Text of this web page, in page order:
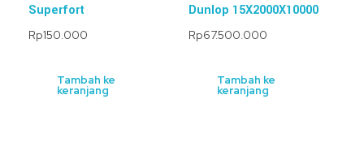
Superfort
Rp150.000
Tambah ke
keranjang
Dunlop 15X2000X10000
Rp67.500.000
Tambah ke
keranjang